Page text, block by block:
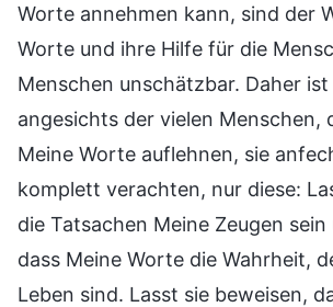
Worte annehmen kann, sind der
Worte und ihre Hilfe für die
Menschen unschätzbar. Daher
angesichts der vielen Menschen,
Meine Worte auflehnen, sie
komplett verachten, nur diese:
die Tatsachen Meine Zeugen
dass Meine Worte die Wahrheit,
Leben sind. Lasst sie beweisen,